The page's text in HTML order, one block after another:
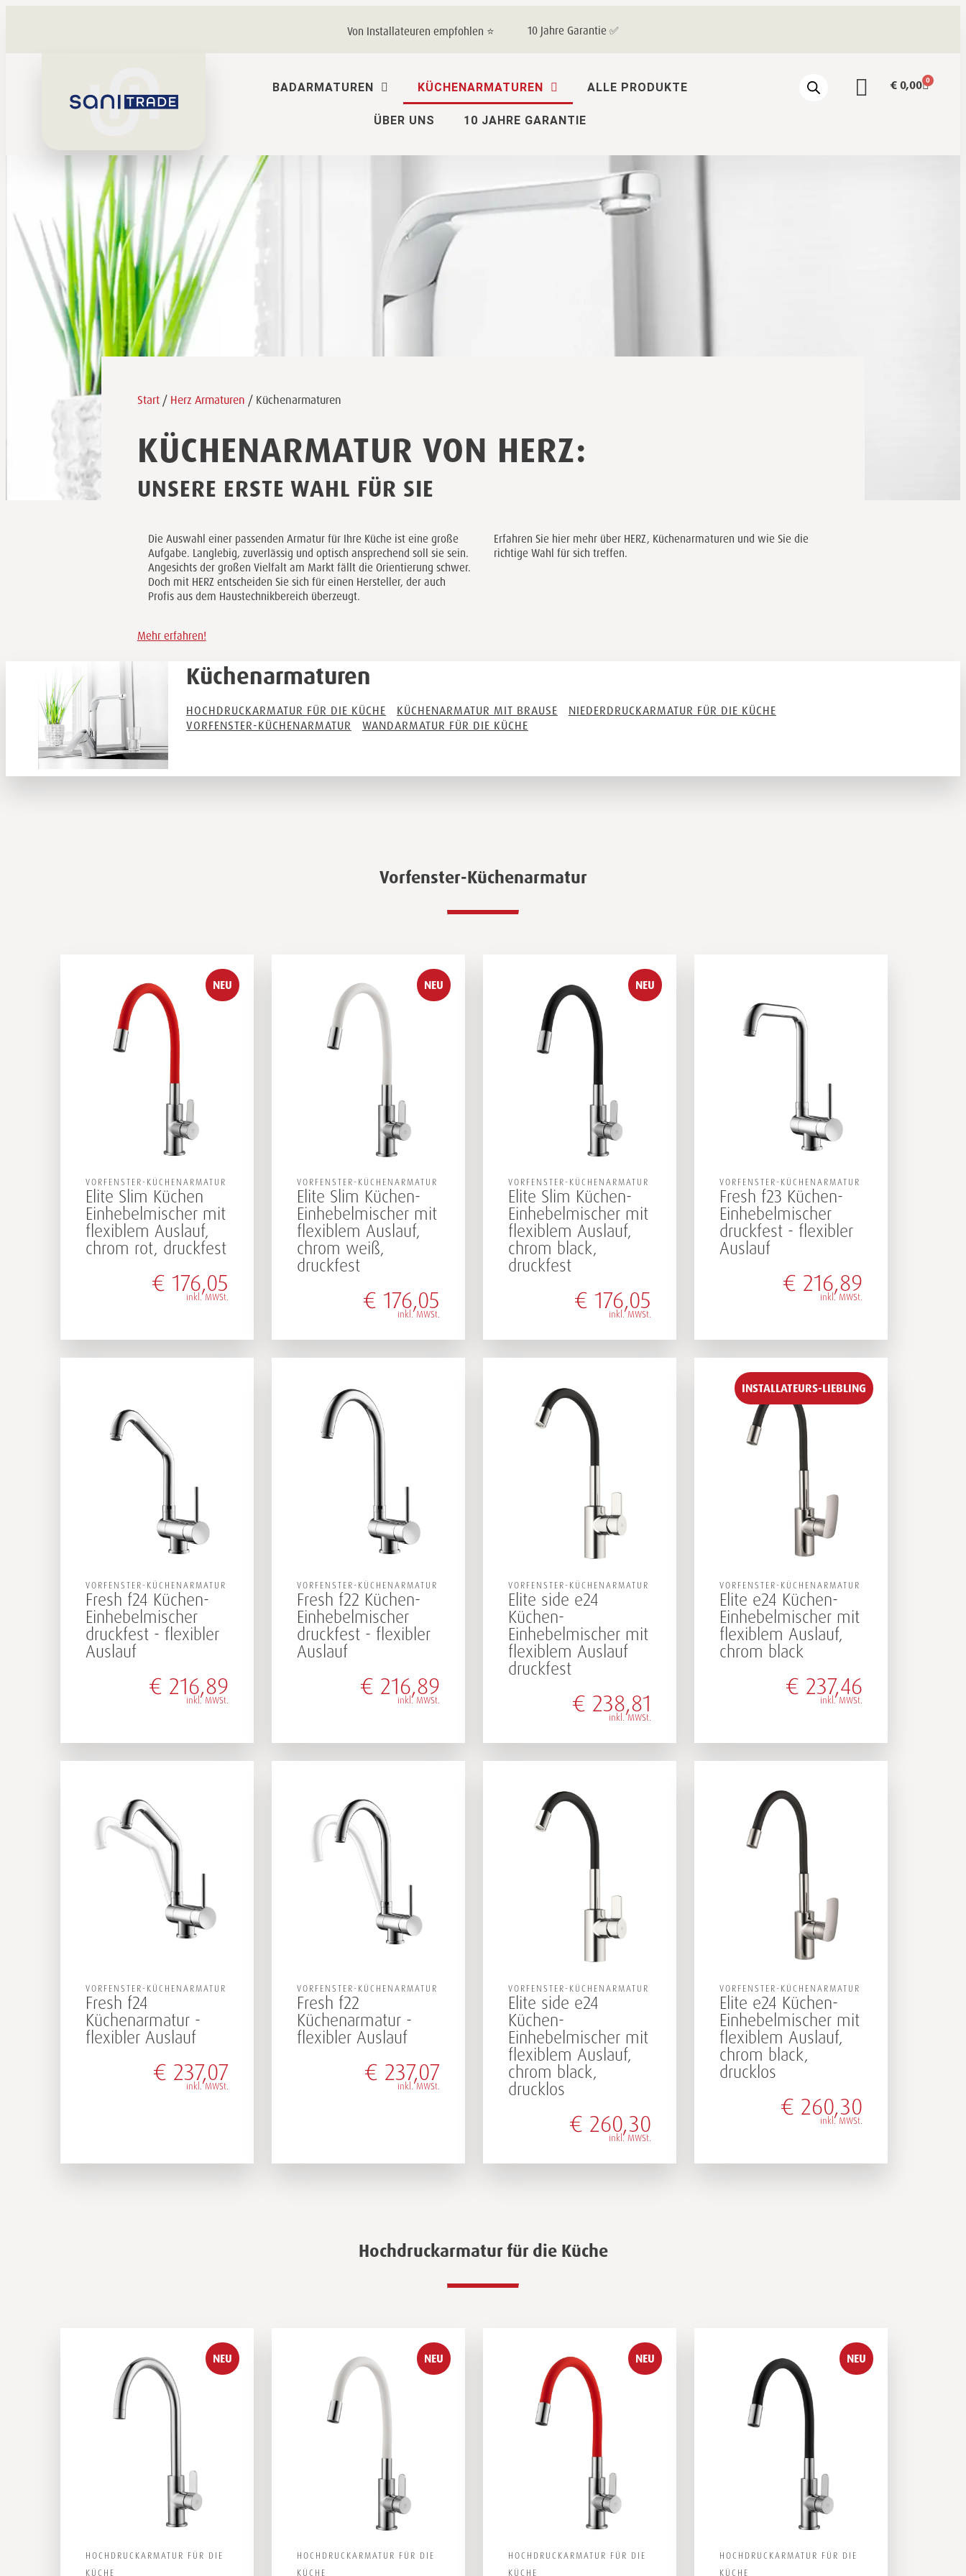
Von Installateuren empfohlen ⭐ 10 Jahre Garantie ✅
BADARMATUREN KÜCHENARMATUREN ALLE PRODUKTE
ÜBER UNS 10 JAHRE GARANTIE
€0,00 0
Start/ Herz Armaturen / Küchenarmaturen
KÜCHENARMATUR VON HERZ:
UNSERE ERSTE WAHL FÜR SIE
Die Auswahl einer passenden Armatur für Ihre Küche ist eine große
Aufgabe. Langlebig, zuverlässig und optisch ansprechend soll sie sein.
Angesichts der großen Vielfalt am Markt fällt die Orientierung schwer.
Doch mit HERZ entscheiden Sie sich für einen Hersteller, der auch
Profis aus dem Haustechnikbereich überzeugt.
Erfahren Sie hier mehr über HERZ, Küchenarmaturen und wie Sie die
richtige Wahl für sich treffen.
Mehr erfahren!
Küchenarmaturen
HOCHDRUCKARMATUR FÜR DIE KÜCHE KÜCHENARMATUR MIT BRAUSE
NIEDERDRUCKARMATUR FÜR DIE KÜCHE
VORFENSTER-KÜCHENARMATUR
WANDARMATUR FÜR DIE KÜCHE
Vorfenster-Küchenarmatur
NEU
VORFENSTER-KÜCHENARMATUR
Elite Slim Küchen
Einhebelmischer mit
flexiblem Auslauf,
chrom rot, druckfest
€ 176,05
inkl. MWSt.
NEU
VORFENSTER-KÜCHENARMATUR
Elite Slim Küchen-
Einhebelmischer mit
flexiblem Auslauf,
chrom weiß,
druckfest
€ 176,05
inkl. MWSt.
NEU
VORFENSTER-KÜCHENARMATUR
Elite Slim Küchen-
Einhebelmischer mit
flexiblem Auslauf,
chrom black,
druckfest
€ 176,05
inkl. MWSt.
VORFENSTER-KÜCHENARMATUR
Fresh f23 Küchen-
Einhebelmischer
druckfest - flexibler
Auslauf
€ 216,89
inkl. MWSt.
VORFENSTER-KÜCHENARMATUR
Fresh f24 Küchen-
Einhebelmischer
druckfest - flexibler
Auslauf
€ 216,89
inkl. MWSt.
VORFENSTER-KÜCHENARMATUR
Fresh f22 Küchen-
Einhebelmischer
druckfest - flexibler
Auslauf
€ 216,89
inkl. MWSt.
VORFENSTER-KÜCHENARMATUR
Elite side e24
Küchen-
Einhebelmischer mit
flexiblem Auslauf
druckfest
€ 238,81
inkl. MWSt.
INSTALLATEURS-LIEBLING
VORFENSTER-KÜCHENARMATUR
Elite e24 Küchen-
Einhebelmischer mit
flexiblem Auslauf,
chrom black
€ 237,46
inkl. MWSt.
VORFENSTER-KÜCHENARMATUR
Fresh f24
Küchenarmatur -
flexibler Auslauf
€ 237,07
inkl. MWSt.
VORFENSTER-KÜCHENARMATUR
Fresh f22
Küchenarmatur -
flexibler Auslauf
€ 237,07
inkl. MWSt.
VORFENSTER-KÜCHENARMATUR
Elite side e24
Küchen-
Einhebelmischer mit
flexiblem Auslauf,
chrom black,
drucklos
€ 260,30
inkl. MWSt.
VORFENSTER-KÜCHENARMATUR
Elite e24 Küchen-
Einhebelmischer mit
flexiblem Auslauf,
chrom black,
drucklos
€ 260,30
inkl. MWSt.
Hochdruckarmatur für die Küche
NEU
HOCHDRUCKARMATUR FÜR DIE
KÜCHE
NEU
HOCHDRUCKARMATUR FÜR DIE
KÜCHE
NEU
HOCHDRUCKARMATUR FÜR DIE
KÜCHE
NEU
HOCHDRUCKARMATUR FÜR DIE
KÜCHE